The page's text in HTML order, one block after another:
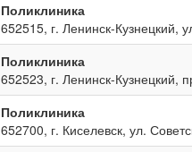
Поликлиника
652515, г. Ленинск-Кузнецкий,
Поликлиника
652523, г. Ленинск-Кузнецкий,
Поликлиника
652700, г. Киселевск, ул.